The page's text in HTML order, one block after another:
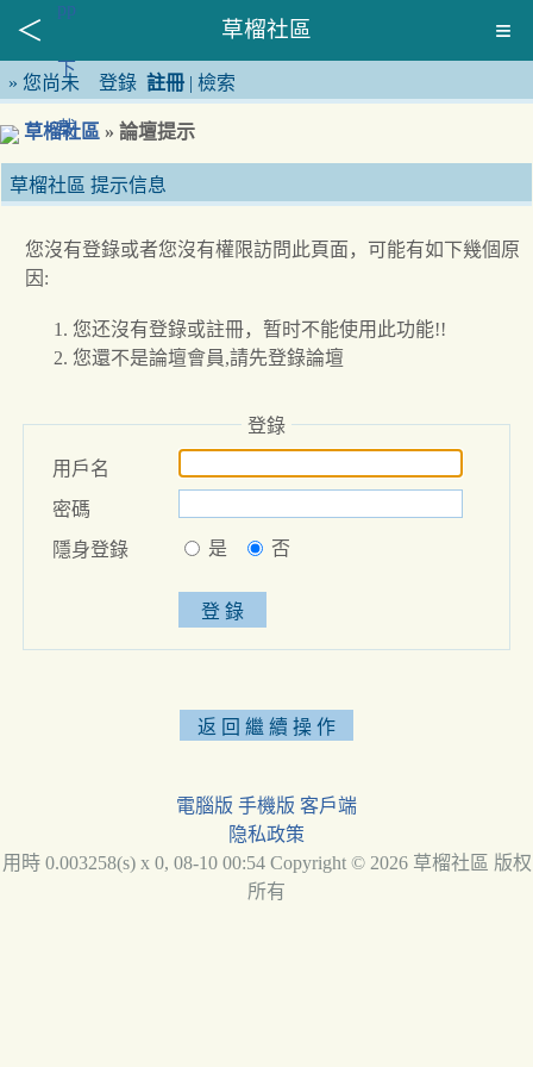
草榴社區
» 您尚未 登錄 註冊 | 檢索
草榴社區 » 論壇提示
草榴社區 提示信息
您沒有登錄或者您沒有權限訪問此頁面，可能有如下幾個原
因:
您还沒有登錄或註冊，暂时不能使用此功能!!
您還不是論壇會員,請先登錄論壇
登錄
用戶名
密碼
隱身登錄
是 否
電腦版 手機版 客戶端
隐私政策
用時 0.003258(s) x 0, 08-10 00:54 Copyright © 2026 草榴社區 版权
所有